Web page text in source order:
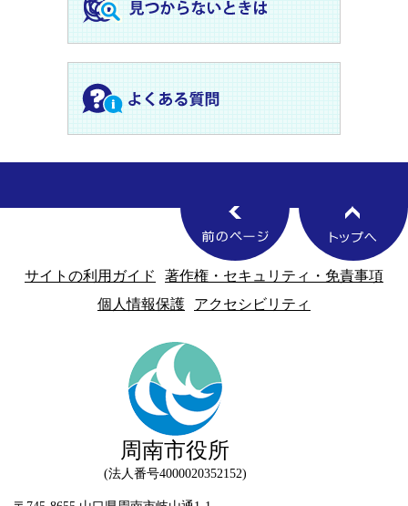
サイトの利用ガイド
著作権・セキュリティ・免責事項
個人情報保護
アクセシビリティ
周南市役所
法人番号4000020352152